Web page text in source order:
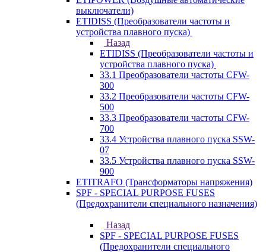
выключатели)
ETIDISS (Преобразователи частоты и
устройства плавного пуска)
Назад
ETIDISS (Преобразователи частоты и
устройства плавного пуска)
33.1 Преобразователи частоты CFW-
300
33.2 Преобразователи частоты CFW-
500
33.3 Преобразователи частоты CFW-
700
33.4 Устройства плавного пуска SSW-
07
33.5 Устройства плавного пуска SSW-
900
ETITRAFO (Трансформаторы напряжения)
SPF - SPECIAL PURPOSE FUSES
(Предохранители специального назначения)
Назад
SPF - SPECIAL PURPOSE FUSES
(Предохранители специального